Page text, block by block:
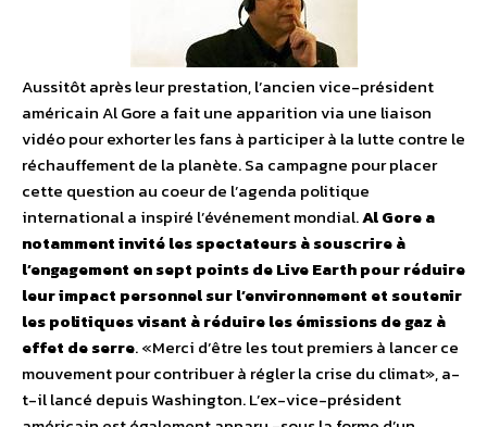
Aussitôt après leur prestation, l’ancien vice-président
américain Al Gore a fait une apparition via une liaison
vidéo pour exhorter les fans à participer à la lutte contre le
réchauffement de la planète. Sa campagne pour placer
cette question au coeur de l’agenda politique
international a inspiré l’événement mondial.Al Gore a
notamment invité les spectateurs à souscrire à
l’engagement en sept points de Live Earth pour réduire
leur impact personnel sur l’environnement et soutenir
les politiques visant à réduire les émissions de gaz à
effet de serre. «Merci d’être les tout premiers à lancer ce
mouvement pour contribuer à régler la crise du climat», a-
t-il lancé depuis Washington. L’ex-vice-président